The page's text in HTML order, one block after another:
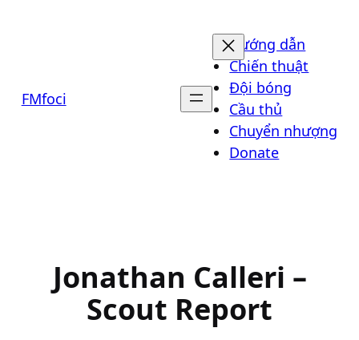
dung
FMfoci
Hướng dẫn
Chiến thuật
Đội bóng
Cầu thủ
Chuyển nhượng
Donate
Jonathan Calleri –
Scout Report